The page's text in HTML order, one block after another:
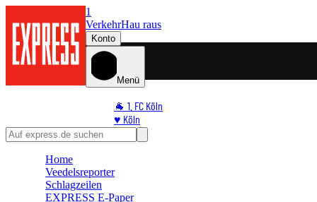
1
VerkehrHau raus
Konto
Menü
🐐 1. FC Köln
♥️ Köln
⭐ Promi
🛒 Shoppingwelt
Home
Veedelsreporter
Schlagzeilen
EXPRESS E-Paper